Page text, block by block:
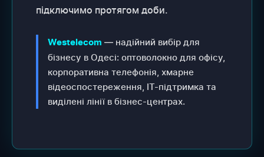
підключимо протягом доби.
Westelecom — надійний вибір для
бізнесу в Одесі: оптоволокно для офісу,
корпоративна телефонія, хмарне
відеоспостереження, IT-підтримка та
виділені лінії в бізнес-центрах.